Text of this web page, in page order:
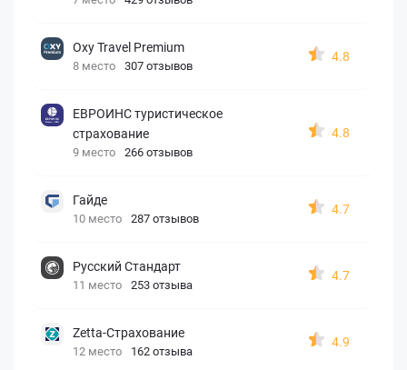
Oxy Travel Premium
8 место 307 отзывов
4.8
ЕВРОИНС туристическое
страхование
9 место 266 отзывов
4.8
Гайде
10 место 287 отзывов
4.7
Русский Стандарт
11 место 253 отзыва
4.7
Zetta-Страхование
12 место 162 отзыва
4.9